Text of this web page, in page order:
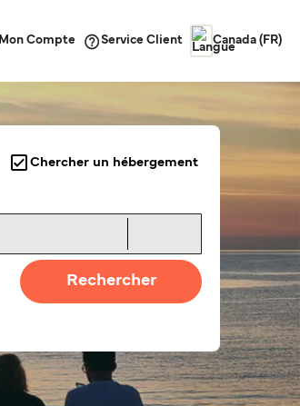
Mon Compte Service Client Canada (FR)
Chercher un hébergement
Rechercher